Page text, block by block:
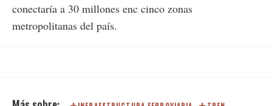
conectaría a 30 millones enc cinco zonas
metropolitanas del país.